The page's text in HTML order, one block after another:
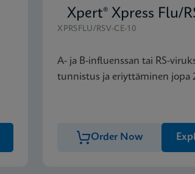
Xpert® Xpress Flu/
XPRSFLU/RSV-CE-10
A- ja B-influenssan tai RS-
tunnistus ja eriyttäminen jopa
Order Now